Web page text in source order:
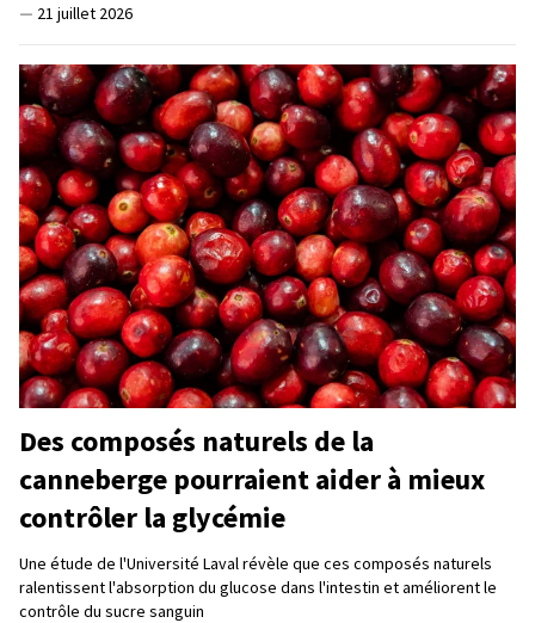
— 21 juillet 2026
Des composés naturels de la
canneberge pourraient aider à mieux
contrôler la glycémie
Une étude de l'Université Laval révèle que ces composés naturels
ralentissent l'absorption du glucose dans l'intestin et améliorent le
contrôle du sucre sanguin